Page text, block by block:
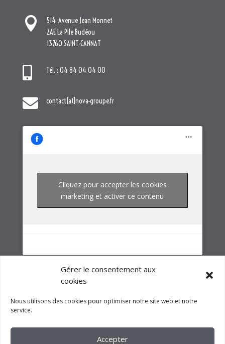
Gérer le consentement aux
cookies
Nous utilisons des cookies pour optimiser notre site web et notre
service.
Accepter
 contact[at]nova-groupe.fr
Cliquez pour accepter les cookies